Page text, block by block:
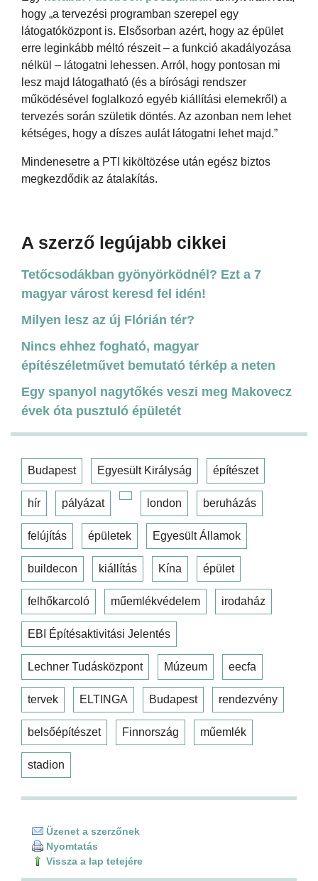
hogy „a tervezési programban szerepel egy
látogatóközpont is. Elsősorban azért, hogy az épület
erre leginkább méltó részeit – a funkció akadályozása
nélkül – látogatni lehessen. Arról, hogy pontosan mi
lesz majd látogatható (és a bírósági rendszer
működésével foglalkozó egyéb kiállítási elemekről) a
tervezés során születik döntés. Az azonban nem lehet
kétséges, hogy a díszes aulát látogatni lehet majd.”
Mindenesetre a PTI kiköltözése után egész biztos
megkezdődik az átalakítás.
A szerző legújabb cikkei
Tetőcsodákban gyönyörködnél? Ezt a 7
magyar várost keresd fel idén!
Milyen lesz az új Flórián tér?
Nincs ehhez fogható, magyar
építészéletművet bemutató térkép a neten
Egy spanyol nagytőkés veszi meg Makovecz
évek óta pusztuló épületét
Budapest Egyesült Királyság építészet
hír pályázat london beruházás
felújítás épületek Egyesült Államok
buildecon kiállítás Kína épület
felhőkarcoló műemlékvédelem irodaház
EBI Építésaktivitási Jelentés
Lechner Tudásközpont Múzeum eecfa
tervek ELTINGA Budapest rendezvény
belsőépítészet Finnország műemlék
stadion
Üzenet a szerzőnek
Nyomtatás
Vissza a lap tetejére